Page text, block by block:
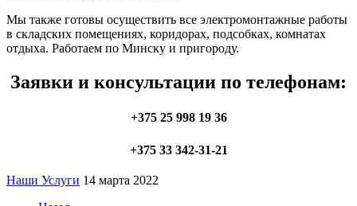
Мы также готовы осуществить все электромонтажные работы
в складских помещениях, коридорах, подсобках, комнатах
отдыха. Работаем по Минску и пригороду.
Заявки и консультации по телефонам:
+375 25 998 19 36
+375 33 342-31-21
Наши Услуги 14 марта 2022